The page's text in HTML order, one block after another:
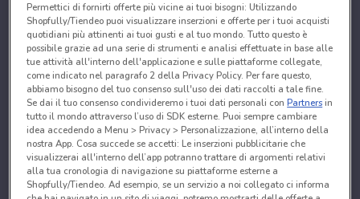
Permettici di fornirti offerte più vicine ai tuoi bisogni: Utilizzando
Shopfully/Tiendeo puoi visualizzare inserzioni e offerte per i tuoi acquisti
quotidiani più attinenti ai tuoi gusti e al tuo mondo. Tutto questo è
possibile grazie ad una serie di strumenti e analisi effettuate in base alle
tue attività all'interno dell'applicazione e sulle piattaforme collegate,
come indicato nel paragrafo 2 della Privacy Policy. Per fare questo,
abbiamo bisogno del tuo consenso sull'uso dei dati raccolti a tale fine.
Se dai il tuo consenso condivideremo i tuoi dati personali conPartnersin
tutto il mondo attraverso l’uso di SDK esterne. Puoi sempre cambiare
idea accedendo a Menu > Privacy > Personalizzazione, all’interno della
nostra App. Cosa succede se accetti: Le inserzioni pubblicitarie che
visualizzerai all'interno dell’app potranno trattare di argomenti relativi
alla tua cronologia di navigazione su piattaforme esterne a
Shopfully/Tiendeo. Ad esempio, se un servizio a noi collegato ci informa